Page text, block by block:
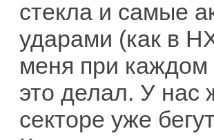
стекла и самые
ударами (как в
меня при
это делал. У нас
секторе уже